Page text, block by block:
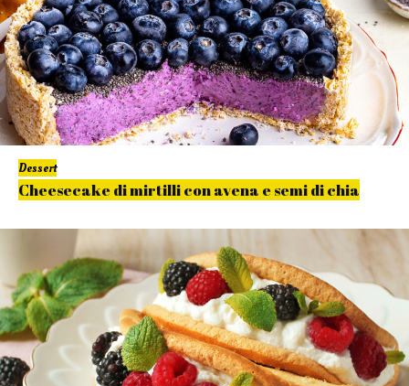
Dessert
Cheesecake di mirtilli con avena e semi di chia